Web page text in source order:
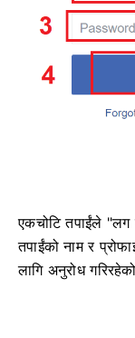
एकचोटि तपाईंले "लग
तपाईंको नाम र
लागि अनुरोध